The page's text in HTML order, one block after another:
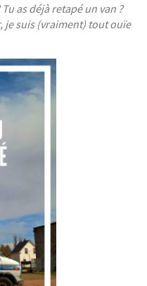
as déjà retapé un van ?
je suis (vraiment) tout ouïe